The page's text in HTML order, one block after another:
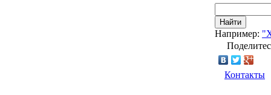
Найти
Например:
Контакты